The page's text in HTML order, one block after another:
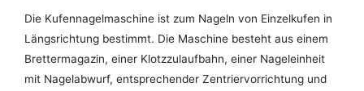
Die Kufennagelmaschine ist zum Nageln von Einzelkufen in
Längsrichtung bestimmt. Die Maschine besteht aus einem
Brettermagazin, einer Klotzzulaufbahn, einer Nageleinheit
mit Nagelabwurf, entsprechender Zentriervorrichtung und